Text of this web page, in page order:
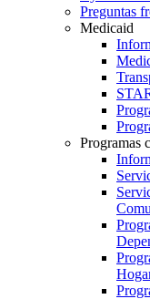
Preguntas
Medicaid
Programas